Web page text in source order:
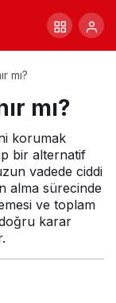
mı?
mı?
korumak
bir alternatif
vadede ciddi
alma sürecinde
ve toplam
karar